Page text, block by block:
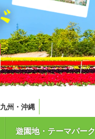
九州・沖縄
遊園地・テーマパーク